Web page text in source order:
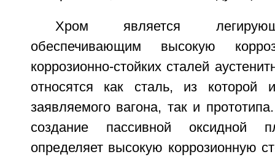
Хром является
обеспечивающим высокую
коррозионно-стойких сталей
относятся как сталь, из которой
заявляемого вагона, так и
создание пассивной оксидной
определяет высокую коррозионную